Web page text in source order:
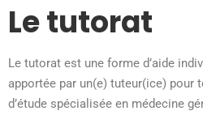
Le tutorat
Le tutorat est une forme d’aide
apportée par un(e) tuteur(ice) pour
d’étude spécialisée en médecine